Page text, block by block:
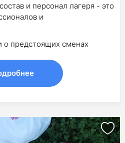
и персонал лагеря - это
и
о предстоящих сменах